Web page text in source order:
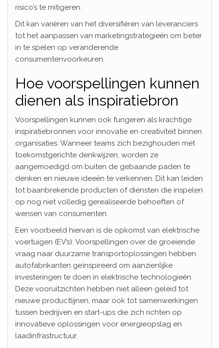
risico’s te mitigeren.
Dit kan variëren van het diversifiëren van leveranciers
tot het aanpassen van marketingstrategieën om beter
in te spelen op veranderende
consumentenvoorkeuren.
Hoe voorspellingen kunnen
dienen als inspiratiebron
Voorspellingen kunnen ook fungeren als krachtige
inspiratiebronnen voor innovatie en creativiteit binnen
organisaties. Wanneer teams zich bezighouden met
toekomstgerichte denkwijzen, worden ze
aangemoedigd om buiten de gebaande paden te
denken en nieuwe ideeën te verkennen. Dit kan leiden
tot baanbrekende producten of diensten die inspelen
op nog niet volledig gerealiseerde behoeften of
wensen van consumenten.
Een voorbeeld hiervan is de opkomst van elektrische
voertuigen (EV’s). Voorspellingen over de groeiende
vraag naar duurzame transportoplossingen hebben
autofabrikanten geïnspireerd om aanzienlijke
investeringen te doen in elektrische technologieën.
Deze vooruitzichten hebben niet alleen geleid tot
nieuwe productlijnen, maar ook tot samenwerkingen
tussen bedrijven en start-ups die zich richten op
innovatieve oplossingen voor energieopslag en
laadinfrastructuur.